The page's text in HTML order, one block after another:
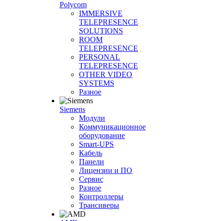
Polycom
IMMERSIVE
TELEPRESENCE
SOLUTIONS
ROOM
TELEPRESENCE
PERSONAL
TELEPRESENCE
OTHER VIDEO
SYSTEMS
Разное
Siemens
Модули
Коммуникационное
оборудование
Smart-UPS
Кабель
Панели
Лицензии и ПО
Сервис
Разное
Контроллеры
Трансиверы